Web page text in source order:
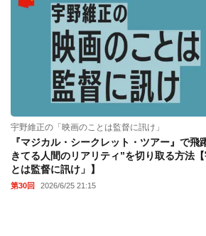
宇野維正の「映画のことは監督に訊け」
『マジカル・シークレット・ツアー』で飛
きてる人間のリアリティ”を切り取る方法
とは監督に訊け」】
第30回 2026/6/25 21:15